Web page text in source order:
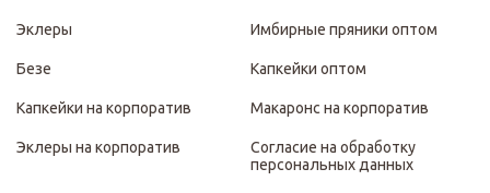
Эклеры
Безе
Капкейки на корпоратив
Эклеры на корпоратив
Имбирные пряники оптом
Капкейки оптом
Макаронс на корпоратив
Согласие на обработку
персональных данных